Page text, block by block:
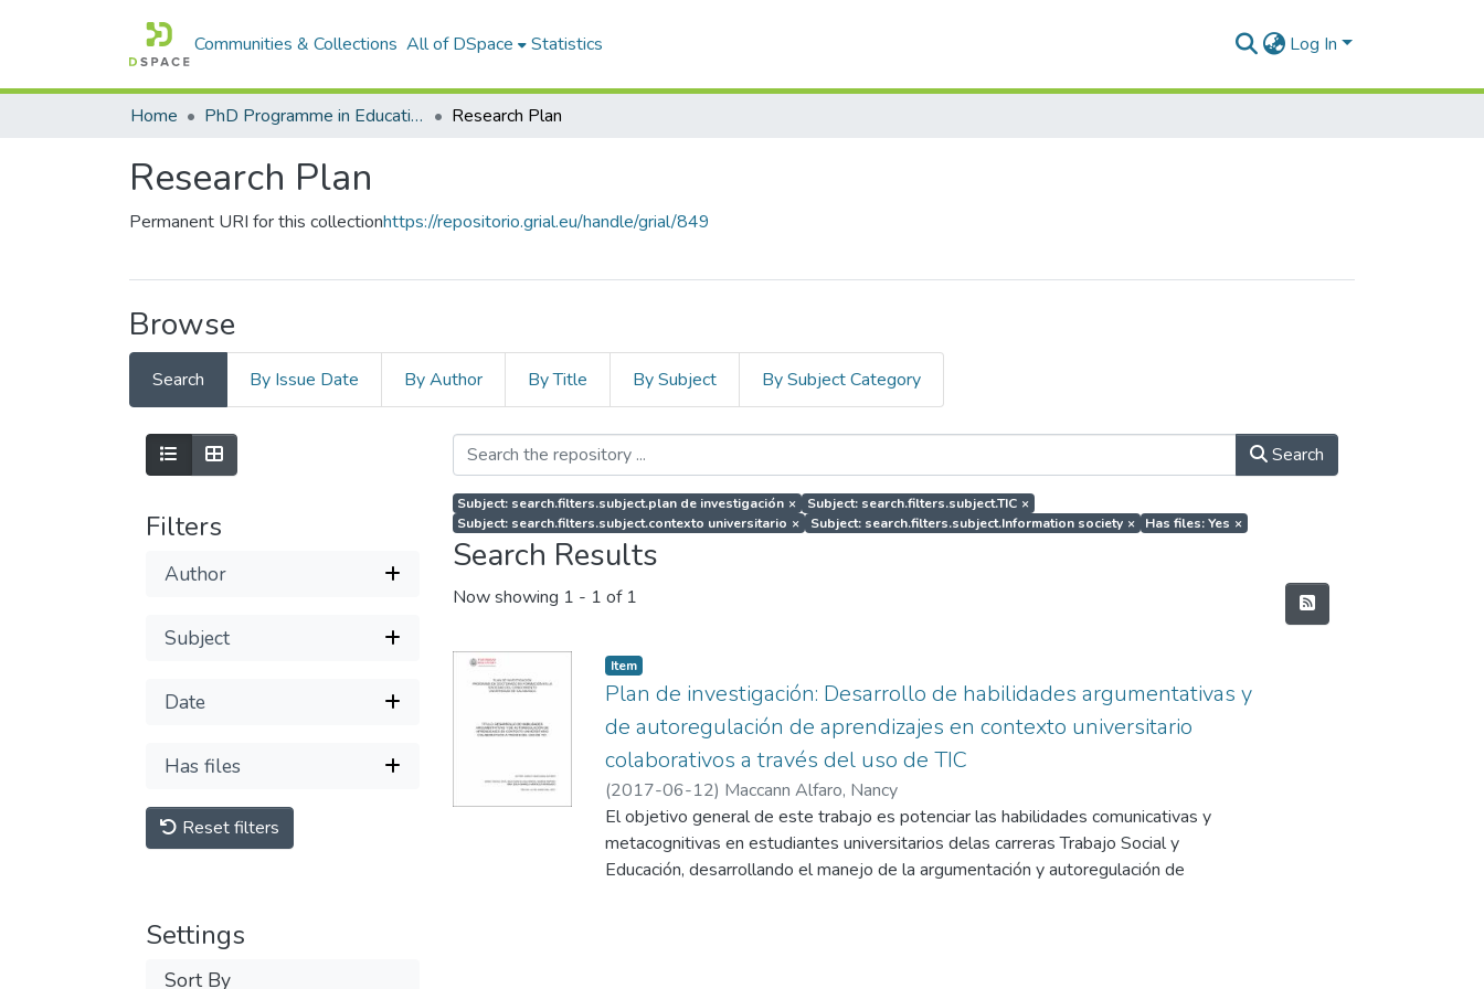
Communities & Collections All of DSpace Statistics Log In
Home PhD Programme in Education in the Knowledge Society Research Plan
Research Plan
Permanent URI for this collectionhttps://repositorio.grial.eu/handle/grial/849
Browse
Search By Issue Date By Author By Title By Subject By Subject Category
Filters
Author
Subject
Date
Has files
Reset filters
Settings
Sort By
Search
Subject: search.filters.subject.plan de investigación × Subject: search.filters.subject.TIC ×
Subject: search.filters.subject.contexto universitario × Subject: search.filters.subject.Information society × Has files: Yes ×
Search Results
Now showing 1 - 1 of 1
Item
Plan de investigación: Desarrollo de habilidades argumentativas y
de autoregulación de aprendizajes en contexto universitario
colaborativos a través del uso de TIC
(2017-06-12) Maccann Alfaro, Nancy
El objetivo general de este trabajo es potenciar las habilidades comunicativas y
metacognitivas en estudiantes universitarios delas carreras Trabajo Social y
Educación, desarrollando el manejo de la argumentación y autoregulación de